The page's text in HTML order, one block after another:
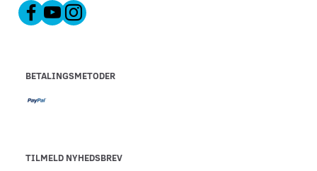
BETALINGSMETODER
TILMELD NYHEDSBREV